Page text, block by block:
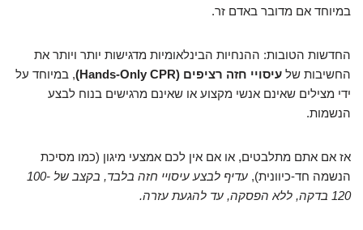
במיוחד אם מדובר באדם זר.
החדשות הטובות: ההנחיות הבינלאומיות מדגישות יותר ויותר את
החשיבות של עיסויי חזה רציפים (Hands-Only CPR)
, במיוחד על
ידי מצילים שאינם אנשי מקצוע או שאינם מרגישים בנוח לבצע
הנשמות.
אז אם אתם מתלבטים, או אם אין לכם אמצעי מיגון (כמו מסיכת
הנשמה חד-כיוונית),
עדיף לבצע עיסויי חזה בלבד, בקצב של 100-
120 בדקה, ללא הפסקה, עד להגעת עזרה.